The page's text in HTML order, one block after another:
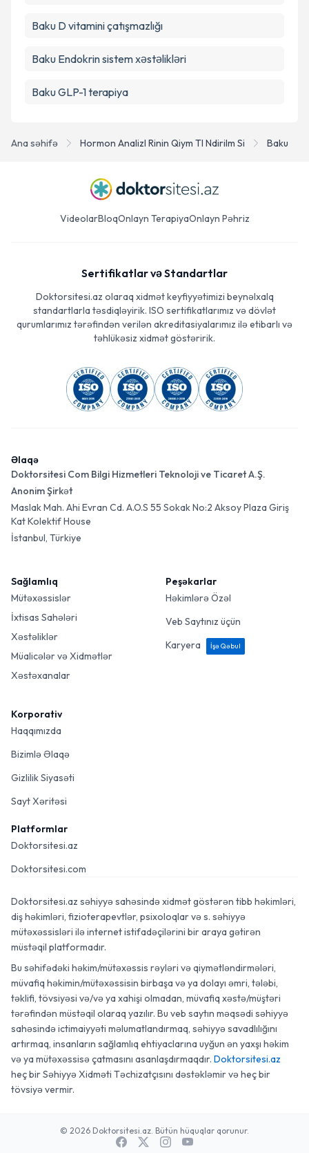
Ana səhifə Hormon Analizl Rinin Qiym Tl Ndirilm Si Baku
Baku D vitamini çatışmazlığı
Baku Endokrin sistem xəstəlikləri
Baku GLP-1 terapiya
VideolarBloqOnlayn TerapiyaOnlayn Pəhriz
Sertifikatlar və Standartlar
Doktorsitesi.az olaraq xidmət keyfiyyətimizi beynəlxalq
standartlarla təsdiqləyirik. ISO sertifikatlarımız və dövlət
qurumlarımız tərəfindən verilən akreditasiyalarımız ilə etibarlı və
təhlükəsiz xidmət göstəririk.
Əlaqə
Doktorsitesi Com Bilgi Hizmetleri Teknoloji ve Ticaret A.Ş.
Anonim Şirkət
Maslak Mah. Ahi Evran Cd. A.O.S 55 Sokak No:2 Aksoy Plaza Giriş
Kat Kolektif House
İstanbul, Türkiye
Sağlamlıq
Mütəxəssislər
İxtisas Sahələri
Xəstəliklər
Müalicələr və Xidmətlər
Xəstəxanalar
Peşəkarlar
Həkimlərə Özəl
Veb Saytınız üçün
Karyera
İşə Qəbul
Korporativ
Haqqımızda
Bizimlə Əlaqə
Gizlilik Siyasəti
Sayt Xəritəsi
Platformlar
Doktorsitesi.az
Doktorsitesi.com
Doktorsitesi.az səhiyyə sahəsində xidmət göstərən tibb həkimləri,
diş həkimləri, fizioterapevtlər, psixoloqlar və s. səhiyyə
mütəxəssisləri ilə internet istifadəçilərini bir araya gətirən
müstəqil platformadır.
Bu səhifədəki həkim/mütəxəssis rəyləri və qiymətləndirmələri,
müvafiq həkimin/mütəxəssisin birbaşa və ya dolayı əmri, tələbi,
təklifi, tövsiyəsi və/və ya xahişi olmadan, müvafiq xəstə/müştəri
tərəfindən müstəqil olaraq yazılır. Bu veb saytın məqsədi səhiyyə
sahəsində ictimaiyyəti məlumatlandırmaq, səhiyyə savadlılığını
artırmaq, insanların sağlamlıq ehtiyaclarına uyğun ən yaxşı həkim
və ya mütəxəssisə çatmasını asanlaşdırmaqdır. Doktorsitesi.az
heç bir Səhiyyə Xidməti Təchizatçısını dəstəkləmir və heç bir
tövsiyə vermir.
© 2026 Doktorsitesi.az. Bütün hüquqlar qorunur.